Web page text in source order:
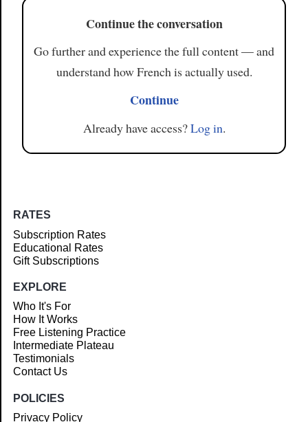
Continue the conversation
Go further and experience the full content — and
understand how French is actually used.
Continue
Already have access?Log in.
RATES
Subscription Rates
Educational Rates
Gift Subscriptions
EXPLORE
Who It's For
How It Works
Free Listening Practice
Intermediate Plateau
Testimonials
Contact Us
POLICIES
Privacy Policy